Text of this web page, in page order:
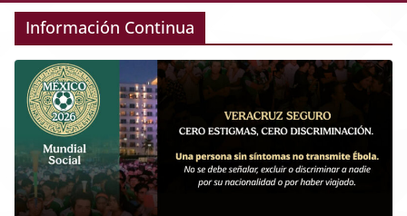
Información Continua